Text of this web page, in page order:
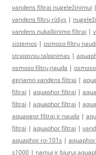
vandens filtrai nugeležinimui |
vandens filtrų rūšys |
vandens nukalkinimo filtrai |
sistemos | osmoso filtrų
straipsniu talpinimas |
osmoso filtrų nauda |
geriamo vandens filtrai |
filtrai | aquaphor filtrai |
filtrai | aquaphor filtrai |
aquapgor filtrai ir nauda |
filtrai | aquaphor filtrai |
aquaphor ro-101s |
s1000 | namui ir biurui